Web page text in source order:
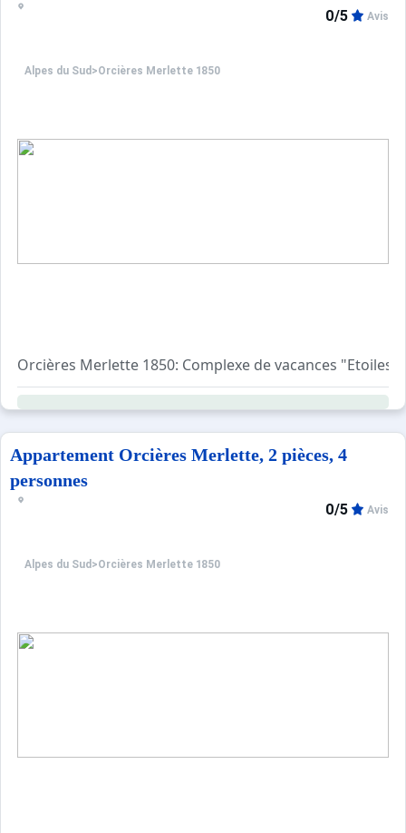
Alpes du Sud >Orcières Merlette 1850
0/5 Avis
Orcières Merlette 1850: Complexe de vacances
Appartement Orcières Merlette, 2 pièces, 4
personnes
Alpes du Sud >Orcières Merlette 1850
0/5 Avis